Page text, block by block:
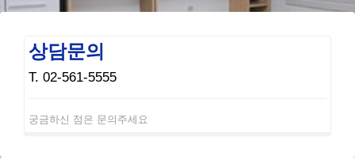
상담문의
T. 02-561-5555
궁금하신 점은 문의주세요